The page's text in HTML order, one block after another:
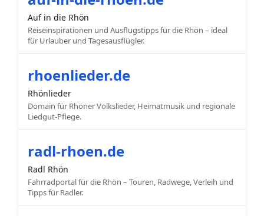
Auf in die Rhön
Reiseinspirationen und Ausflugstipps für die Rhön – ideal
für Urlauber und Tagesausflügler.
rhoenlieder.de
Rhönlieder
Domain für Rhöner Volkslieder, Heimatmusik und regionale
Liedgut-Pflege.
radl-rhoen.de
Radl Rhön
Fahrradportal für die Rhön – Touren, Radwege, Verleih und
Tipps für Radler.